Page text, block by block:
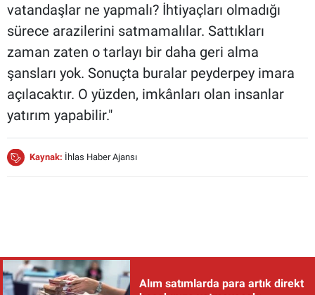
vatandaşlar ne yapmalı? İhtiyaçları olmadığı
sürece arazilerini satmamalılar. Sattıkları
zaman zaten o tarlayı bir daha geri alma
şansları yok. Sonuçta buralar peyderpey imara
açılacaktır. O yüzden, imkânları olan insanlar
yatırım yapabilir."
Kaynak: İhlas Haber Ajansı
Alım satımlarda para artık direkt